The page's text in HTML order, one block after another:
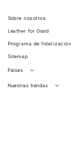
Sobre nosotros
Leather for Good
Programa de fidelización
Sitemap
Países
Perú
Nuestras tiendas